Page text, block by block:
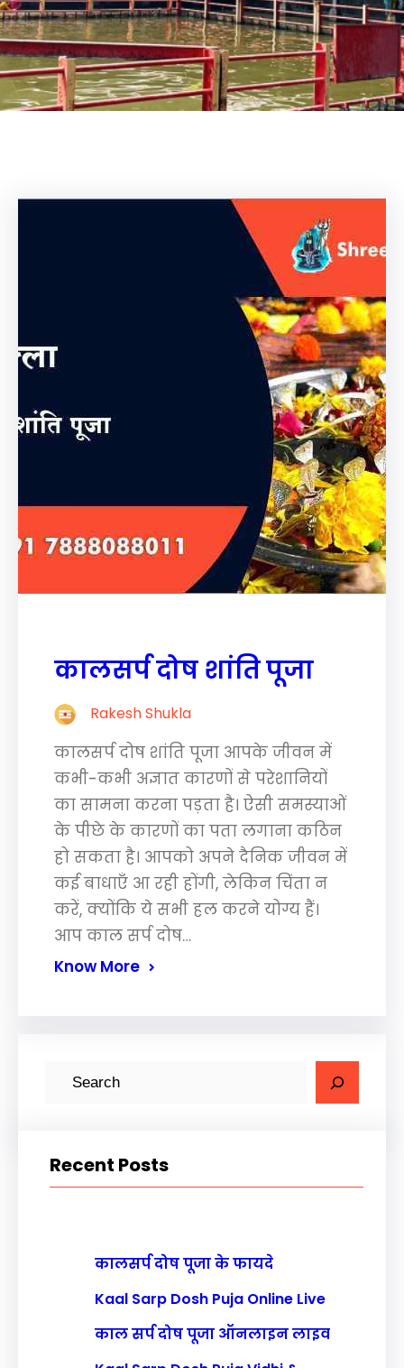
कालसर्प दोष शांति पूजा
Rakesh Shukla
कालसर्प दोष शांति पूजा आपके जीवन में
कभी-कभी अज्ञात कारणों से परेशानियों
का सामना करना पड़ता है। ऐसी समस्याओं
के पीछे के कारणों का पता लगाना कठिन
हो सकता है। आपको अपने दैनिक जीवन में
कई बाधाएँ आ रही होंगी, लेकिन चिंता न
करें, क्योंकि ये सभी हल करने योग्य हैं।
आप काल सर्प दोष…
Know More
cRecent Posts
कालसर्प दोष पूजा के फायदे
Kaal Sarp Dosh Puja Online Live
काल सर्प दोष पूजा ऑनलाइन लाइव